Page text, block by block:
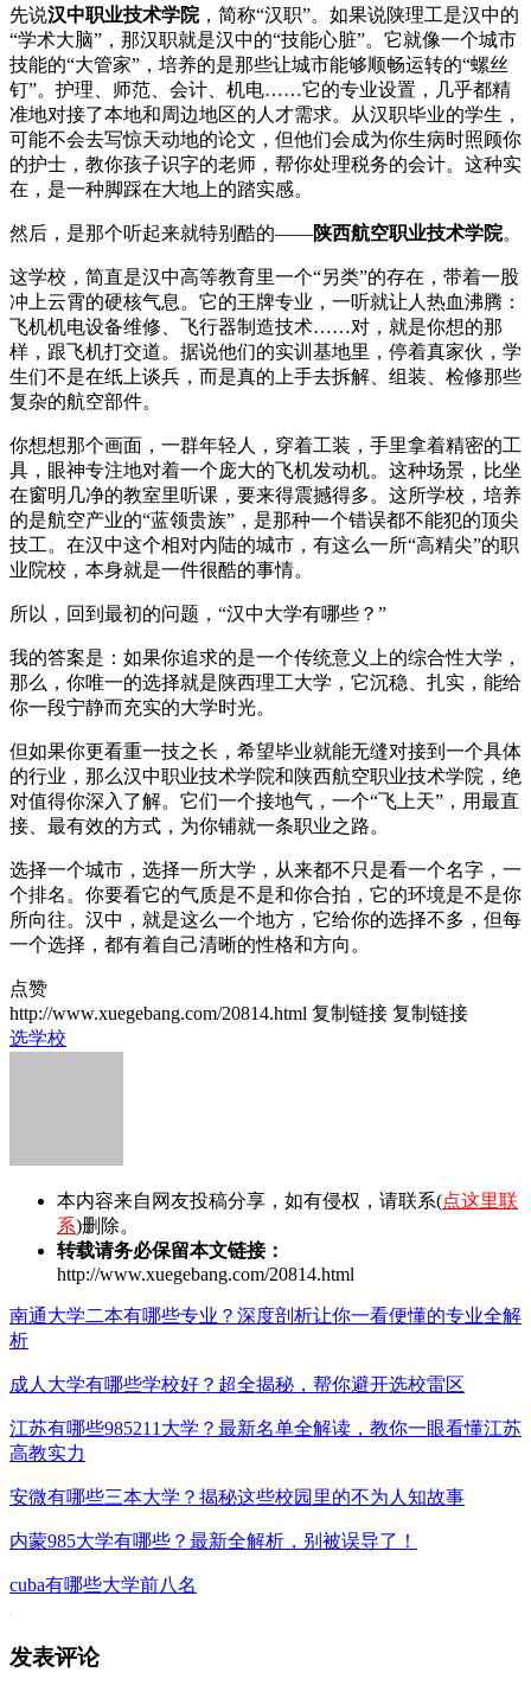
先说汉中职业技术学院，简称“汉职”。如果说陕理工是汉中的
“学术大脑”，那汉职就是汉中的“技能心脏”。它就像一个城市
技能的“大管家”，培养的是那些让城市能够顺畅运转的“螺丝
钉”。护理、师范、会计、机电……它的专业设置，几乎都精
准地对接了本地和周边地区的人才需求。从汉职毕业的学生，
可能不会去写惊天动地的论文，但他们会成为你生病时照顾你
的护士，教你孩子识字的老师，帮你处理税务的会计。这种实
在，是一种脚踩在大地上的踏实感。
然后，是那个听起来就特别酷的——陕西航空职业技术学院。
这学校，简直是汉中高等教育里一个“另类”的存在，带着一股
冲上云霄的硬核气息。它的王牌专业，一听就让人热血沸腾：
飞机机电设备维修、飞行器制造技术……对，就是你想的那
样，跟飞机打交道。据说他们的实训基地里，停着真家伙，学
生们不是在纸上谈兵，而是真的上手去拆解、组装、检修那些
复杂的航空部件。
你想想那个画面，一群年轻人，穿着工装，手里拿着精密的工
具，眼神专注地对着一个庞大的飞机发动机。这种场景，比坐
在窗明几净的教室里听课，要来得震撼得多。这所学校，培养
的是航空产业的“蓝领贵族”，是那种一个错误都不能犯的顶尖
技工。在汉中这个相对内陆的城市，有这么一所“高精尖”的职
业院校，本身就是一件很酷的事情。
所以，回到最初的问题，“汉中大学有哪些？”
我的答案是：如果你追求的是一个传统意义上的综合性大学，
那么，你唯一的选择就是陕西理工大学，它沉稳、扎实，能给
你一段宁静而充实的大学时光。
但如果你更看重一技之长，希望毕业就能无缝对接到一个具体
的行业，那么汉中职业技术学院和陕西航空职业技术学院，绝
对值得你深入了解。它们一个接地气，一个“飞上天”，用最直
接、最有效的方式，为你铺就一条职业之路。
选择一个城市，选择一所大学，从来都不只是看一个名字，一
个排名。你要看它的气质是不是和你合拍，它的环境是不是你
所向往。汉中，就是这么一个地方，它给你的选择不多，但每
一个选择，都有着自己清晰的性格和方向。
点赞
http://www.xuegebang.com/20814.html 复制链接 复制链接
选学校
本内容来自网友投稿分享，如有侵权，请联系(点这里联
系)删除。
转载请务必保留本文链接：
http://www.xuegebang.com/20814.html
南通大学二本有哪些专业？深度剖析让你一看便懂的专业全解
析
成人大学有哪些学校好？超全揭秘，帮你避开选校雷区
江苏有哪些985211大学？最新名单全解读，教你一眼看懂江苏
高教实力
安微有哪些三本大学？揭秘这些校园里的不为人知故事
内蒙985大学有哪些？最新全解析，别被误导了！
cuba有哪些大学前八名
发表评论